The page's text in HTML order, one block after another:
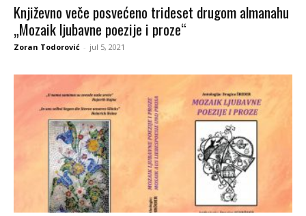
Književno veče posvećeno trideset drugom almanahu
„Mozaik ljubavne poezije i proze“
Zoran Todorović - jul 5, 2021